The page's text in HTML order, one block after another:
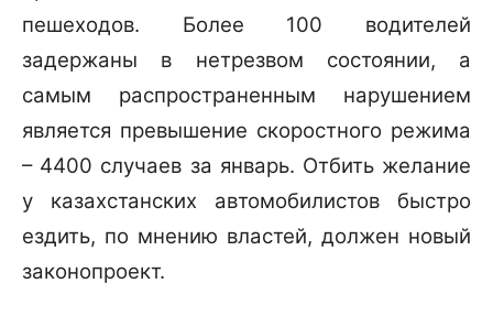
пешеходов. Более 100 водителей
задержаны в нетрезвом состоянии, а
самым распространенным нарушением
является превышение скоростного режима
– 4400 случаев за январь. Отбить желание
у казахстанских автомобилистов быстро
ездить, по мнению властей, должен новый
законопроект.